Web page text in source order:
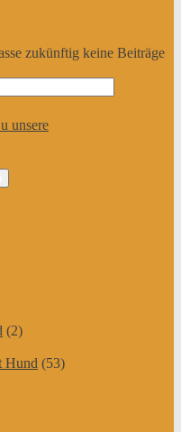
zukünftig keine Beiträge
unsere
(2)
Hund (53)